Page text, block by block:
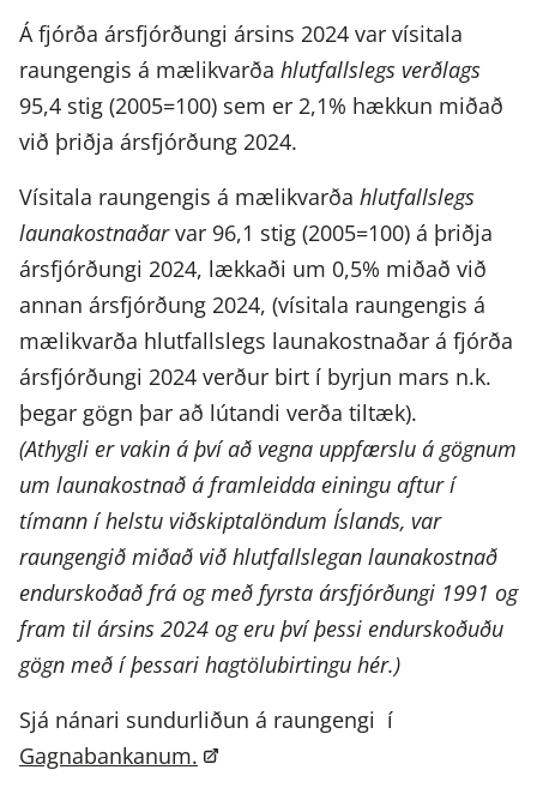
Á fjórða ársfjórðungi ársins 2024 var vísitala
raungengis á mælikvarða hlutfallslegs verðlags
95,4 stig (2005=100) sem er 2,1% hækkun miðað
við þriðja ársfjórðung 2024.
Vísitala raungengis á mælikvarða hlutfallslegs
launakostnaðarvar 96,1 stig (2005=100) á þriðja
ársfjórðungi 2024, lækkaði um 0,5% miðað við
annan ársfjórðung 2024, (vísitala raungengis á
mælikvarða hlutfallslegs launakostnaðar á fjórða
ársfjórðungi 2024 verður birt í byrjun mars n.k.
þegar gögn þar að lútandi verða tiltæk).
(Athygli er vakin á því að vegna uppfærslu á gögnum
um launakostnað á framleidda einingu aftur í
tímann í helstu viðskiptalöndum Íslands, var
raungengið miðað við hlutfallslegan launakostnað
endurskoðað frá og með fyrsta ársfjórðungi 1991 og
fram til ársins 2024 og eru því þessi endurskoðuðu
gögn með í þessari hagtölubirtingu hér.)
Sjá nánari sundurliðun á raungengi í
Gagnabankanum.